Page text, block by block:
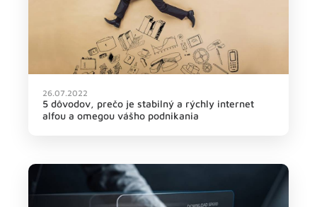
26.07.2022
5 dôvodov, prečo je stabilný a rýchly internet
alfou a omegou vášho podnikania